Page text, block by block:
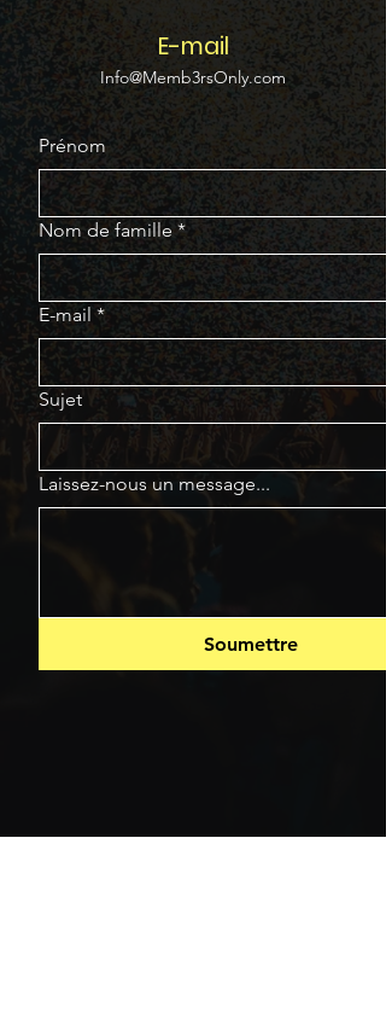
E-mail
Info@Memb3rsOnly.com
Prénom
Nom de famille *
E-mail *
Sujet
Laissez-nous un message...
Soumettre